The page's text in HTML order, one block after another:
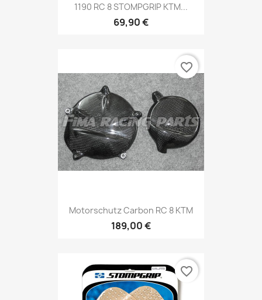
1190 RC 8 STOMPGRIP KTM...
69,90 €
Motorschutz Carbon RC 8 KTM
189,00 €
favorite_border
favorite_border